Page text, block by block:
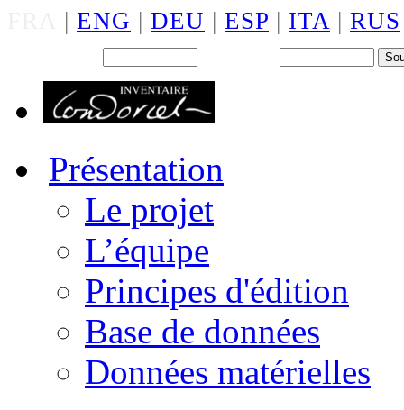
| ENG | DEU | ESP | ITA | RUS
Présentation
Le projet
L’équipe
Principes d'édition
Base de données
Données matérielles